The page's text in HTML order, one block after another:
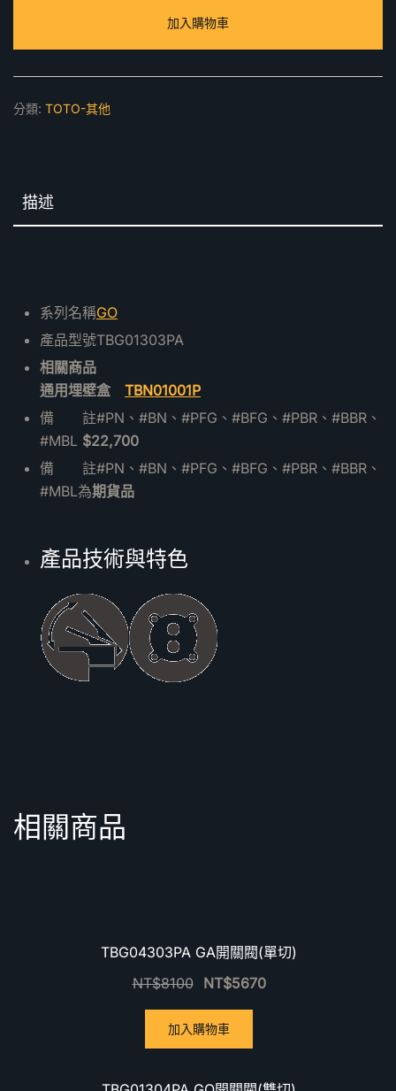
閥
(單
切)
加入購物車
分類: TOTO-其他
描述
系列名稱GO
產品型號TBG01303PA
相關商品
通用埋壁盒 TBN01001P
備 註#PN、#BN、#PFG、#BFG、#PBR、#BBR、
#MBL $22,700
備 註#PN、#BN、#PFG、#BFG、#PBR、#BBR、
#MBL為期貨品
產品技術與特色
相關商品
TBG04303PA GA開關閥(單切)
NT$8100 NT$5670
加入購物車